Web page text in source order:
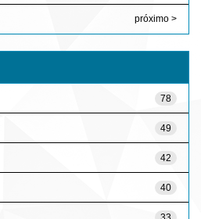
próximo >
78
49
42
40